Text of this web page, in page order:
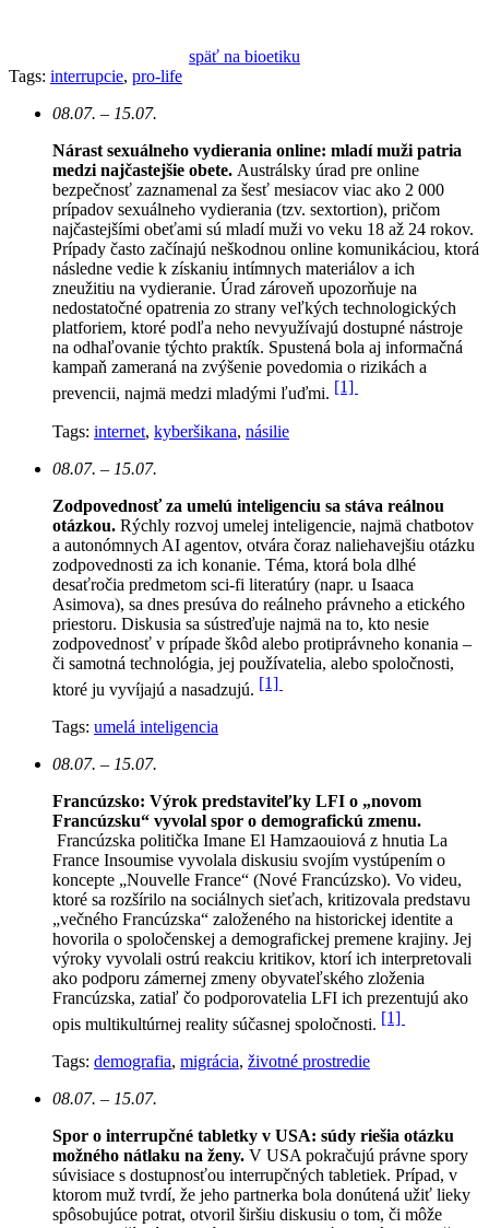
späť na bioetiku
Tags: interrupcie, pro-life
08.07. – 15.07.
Nárast sexuálneho vydierania online: mladí muži patria
medzi najčastejšie obete. Austrálsky úrad pre online
bezpečnosť zaznamenal za šesť mesiacov viac ako 2 000
prípadov sexuálneho vydierania (tzv. sextortion), pričom
najčastejšími obeťami sú mladí muži vo veku 18 až 24 rokov.
Prípady často začínajú neškodnou online komunikáciou, ktorá
následne vedie k získaniu intímnych materiálov a ich
zneužitiu na vydieranie. Úrad zároveň upozorňuje na
nedostatočné opatrenia zo strany veľkých technologických
platforiem, ktoré podľa neho nevyužívajú dostupné nástroje
na odhaľovanie týchto praktík. Spustená bola aj informačná
kampaň zameraná na zvýšenie povedomia o rizikách a
prevencii, najmä medzi mladými ľuďmi. [1]
Tags: internet, kyberšikana, násilie
08.07. – 15.07.
Zodpovednosť za umelú inteligenciu sa stáva reálnou
otázkou. Rýchly rozvoj umelej inteligencie, najmä chatbotov
a autonómnych AI agentov, otvára čoraz naliehavejšiu otázku
zodpovednosti za ich konanie. Téma, ktorá bola dlhé
desaťročia predmetom sci-fi literatúry (napr. u Isaaca
Asimova), sa dnes presúva do reálneho právneho a etického
priestoru. Diskusia sa sústreďuje najmä na to, kto nesie
zodpovednosť v prípade škôd alebo protiprávneho konania –
či samotná technológia, jej používatelia, alebo spoločnosti,
ktoré ju vyvíjajú a nasadzujú. [1]
Tags: umelá inteligencia
08.07. – 15.07.
Francúzsko: Výrok predstaviteľky LFI o „novom
Francúzsku“ vyvolal spor o demografickú zmenu.
Francúzska politička Imane El Hamzaouiová z hnutia La
France Insoumise vyvolala diskusiu svojím vystúpením o
koncepte „Nouvelle France“ (Nové Francúzsko). Vo videu,
ktoré sa rozšírilo na sociálnych sieťach, kritizovala predstavu
„večného Francúzska“ založeného na historickej identite a
hovorila o spoločenskej a demografickej premene krajiny. Jej
výroky vyvolali ostrú reakciu kritikov, ktorí ich interpretovali
ako podporu zámernej zmeny obyvateľského zloženia
Francúzska, zatiaľ čo podporovatelia LFI ich prezentujú ako
opis multikultúrnej reality súčasnej spoločnosti. [1]
Tags: demografia, migrácia, životné prostredie
08.07. – 15.07.
Spor o interrupčné tabletky v USA: súdy riešia otázku
možného nátlaku na ženy. V USA pokračujú právne spory
súvisiace s dostupnosťou interrupčných tabletiek. Prípad, v
ktorom muž tvrdí, že jeho partnerka bola donútená užiť lieky
spôsobujúce potrat, otvoril širšiu diskusiu o tom, či môže